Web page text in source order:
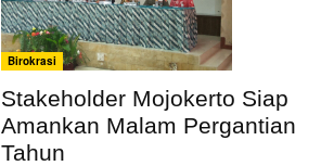
Birokrasi
Stakeholder Mojokerto Siap
Amankan Malam Pergantian
Tahun